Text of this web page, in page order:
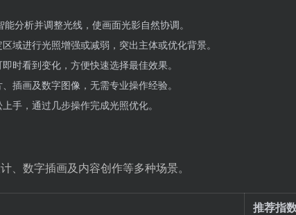
分析并调整光线，使画面光影自然协调。
域进行光照增强或减弱，突出主体或优化背景。
时看到变化，方便快速选择最佳效果。
插画及数字图像，无需专业操作经验。
手，通过几步操作完成光照优化。
、数字插画及内容创作等多种场景。
推荐指